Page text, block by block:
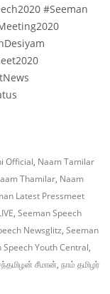
#Seeman
Official, Naam Tamilar
Thamilar, Naam
Latest Pressmeet
, Seeman Speech
Newsglitz, Seeman
Speech Youth Central,
சீமான், நாம் தமிழர்